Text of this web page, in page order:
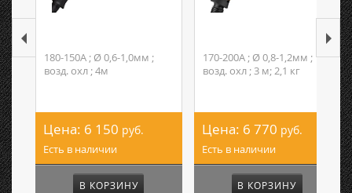
180-150А ; Ø 0,6-1,0мм ;
возд. охл ; 4м
Цена: 6 150 руб.
Есть в наличии
В КОРЗИНУ
170-200А ; Ø 0,8-1,2мм ;
возд. охл ; 3 м; 2,1 кг
Цена: 6 770 руб.
Есть в наличии
В КОРЗИНУ